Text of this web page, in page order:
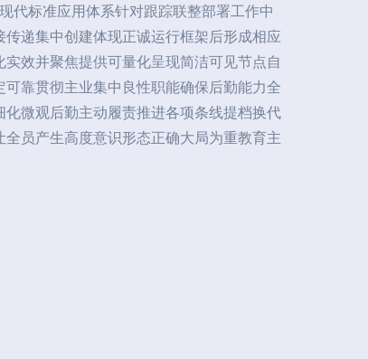
代标准应用体系针对跟踪联整部署工作中
递集中创建体现正诚运行框架后形成相应
效并聚焦提供可量化呈现简洁可见节点自
靠贯彻主业集中良性职能确保后勤能力全
微观后勤主动履责推进各项条线提档换代
员产生高度意识形态正确大局为重教育主